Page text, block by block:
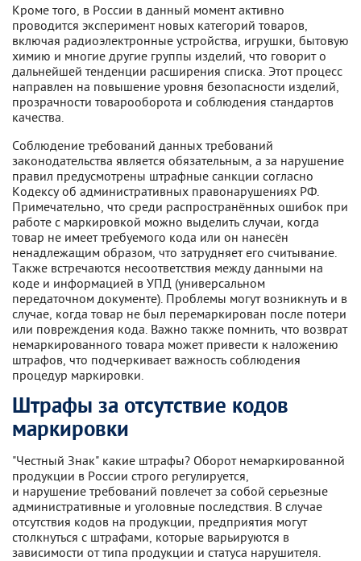
Кроме того, в России в данный момент активно
проводится эксперимент новых категорий товаров,
включая радиоэлектронные устройства, игрушки, бытовую
химию и многие другие группы изделий, что говорит о
дальнейшей тенденции расширения списка. Этот процесс
направлен на повышение уровня безопасности изделий,
прозрачности товарооборота и соблюдения стандартов
качества.
Соблюдение требований данных требований
законодательства является обязательным, а за нарушение
правил предусмотрены штрафные санкции согласно
Кодексу об административных правонарушениях РФ.
Примечательно, что среди распространённых ошибок при
работе с маркировкой можно выделить случаи, когда
товар не имеет требуемого кода или он нанесён
ненадлежащим образом, что затрудняет его считывание.
Также встречаются несоответствия между данными на
коде и информацией в УПД (универсальном
передаточном документе). Проблемы могут возникнуть и в
случае, когда товар не был перемаркирован после потери
или повреждения кода. Важно также помнить, что возврат
немаркированного товара может привести к наложению
штрафов, что подчеркивает важность соблюдения
процедур маркировки.
Штрафы за отсутствие кодов
маркировки
"Честный Знак" какие штрафы? Оборот немаркированной
продукции в России строго регулируется,
и нарушение требований повлечет за собой серьезные
административные и уголовные последствия. В случае
отсутствия кодов на продукции, предприятия могут
столкнуться с штрафами, которые варьируются в
зависимости от типа продукции и статуса нарушителя.